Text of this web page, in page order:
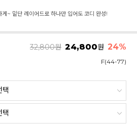
~ 밑단 레이어드로 하나만 입어도 코디 완성!
32,800원 24,800원 24%
F(44-77)